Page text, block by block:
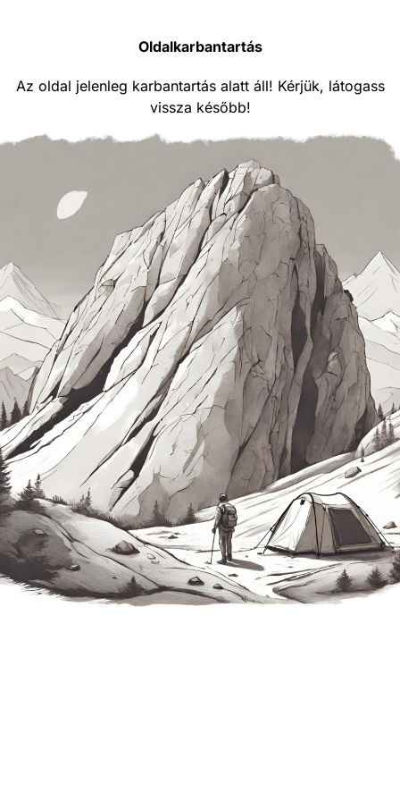
Oldalkarbantartás
Az oldal jelenleg karbantartás alatt áll! Kérjük, látogass
vissza később!